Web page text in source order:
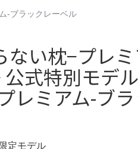
-ブラックレーベル
ない枕−プレ
式特別モデ
レミアム-ブ
定モデル